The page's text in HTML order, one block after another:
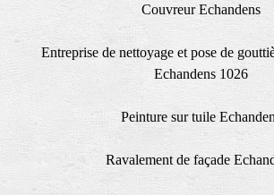
Couvreur Echandens
Entreprise de nettoyage et pose de
Echandens 1026
Peinture sur tuile
Ravalement de façade